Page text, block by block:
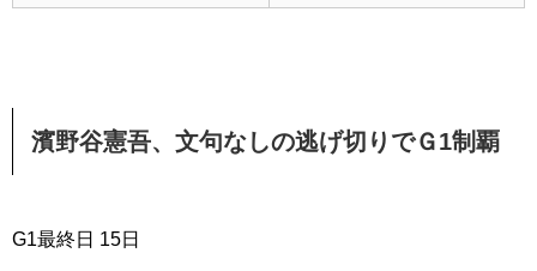
濱野谷憲吾、文句なしの逃げ切りでＧ1制覇
G1最終日 15日